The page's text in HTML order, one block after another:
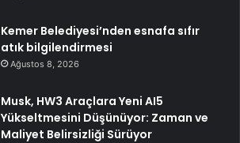
Kemer Belediyesi’nden esnafa sıfır
atık bilgilendirmesi
Ağustos 8, 2026
Musk, HW3 Araçlara Yeni AI5
Yükseltmesini Düşünüyor: Zaman ve
Maliyet Belirsizliği Sürüyor